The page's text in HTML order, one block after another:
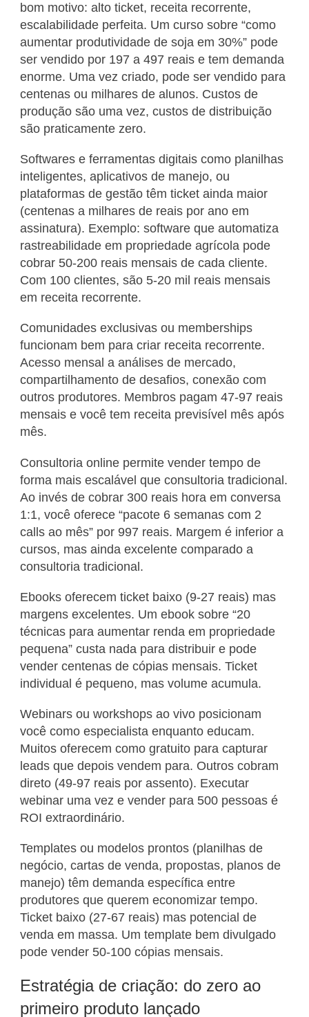
bom motivo: alto ticket, receita recorrente,
escalabilidade perfeita. Um curso sobre “como
aumentar produtividade de soja em 30%” pode
ser vendido por 197 a 497 reais e tem demanda
enorme. Uma vez criado, pode ser vendido para
centenas ou milhares de alunos. Custos de
produção são uma vez, custos de distribuição
são praticamente zero.
Softwares e ferramentas digitais como planilhas
inteligentes, aplicativos de manejo, ou
plataformas de gestão têm ticket ainda maior
(centenas a milhares de reais por ano em
assinatura). Exemplo: software que automatiza
rastreabilidade em propriedade agrícola pode
cobrar 50-200 reais mensais de cada cliente.
Com 100 clientes, são 5-20 mil reais mensais
em receita recorrente.
Comunidades exclusivas ou memberships
funcionam bem para criar receita recorrente.
Acesso mensal a análises de mercado,
compartilhamento de desafios, conexão com
outros produtores. Membros pagam 47-97 reais
mensais e você tem receita previsível mês após
mês.
Consultoria online permite vender tempo de
forma mais escalável que consultoria tradicional.
Ao invés de cobrar 300 reais hora em conversa
1:1, você oferece “pacote 6 semanas com 2
calls ao mês” por 997 reais. Margem é inferior a
cursos, mas ainda excelente comparado a
consultoria tradicional.
Ebooks oferecem ticket baixo (9-27 reais) mas
margens excelentes. Um ebook sobre “20
técnicas para aumentar renda em propriedade
pequena” custa nada para distribuir e pode
vender centenas de cópias mensais. Ticket
individual é pequeno, mas volume acumula.
Webinars ou workshops ao vivo posicionam
você como especialista enquanto educam.
Muitos oferecem como gratuito para capturar
leads que depois vendem para. Outros cobram
direto (49-97 reais por assento). Executar
webinar uma vez e vender para 500 pessoas é
ROI extraordinário.
Templates ou modelos prontos (planilhas de
negócio, cartas de venda, propostas, planos de
manejo) têm demanda específica entre
produtores que querem economizar tempo.
Ticket baixo (27-67 reais) mas potencial de
venda em massa. Um template bem divulgado
pode vender 50-100 cópias mensais.
Estratégia de criação: do zero ao
primeiro produto lançado